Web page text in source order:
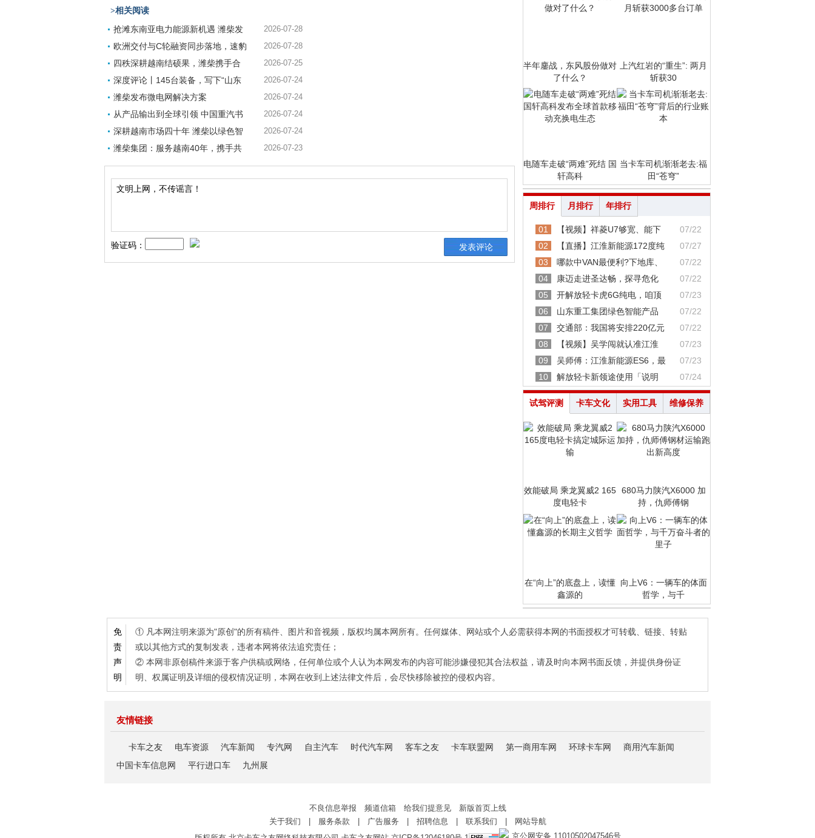
>相关阅读
抢滩东南亚电力能源新机遇 潍柴发 2026-07-28
欧洲交付与C轮融资同步落地，速豹 2026-07-28
四秩深耕越南结硕果，潍柴携手合 2026-07-25
深度评论丨145台装备，写下“山东 2026-07-24
潍柴发布微电网解决方案 2026-07-24
从产品输出到全球引领 中国重汽书 2026-07-24
深耕越南市场四十年 潍柴以绿色智 2026-07-24
潍柴集团：服务越南40年，携手共 2026-07-23
验证码：
半年鏖战，东风股份做对
了什么？
上汽红岩的“重生”: 两月
斩获30
电随车走破“两难”死结 国
轩高科
当卡车司机渐渐老去:福
田“苍穹”
周排行 月排行 年排行
01 【视频】祥菱U7够宽、能下
07/22
02
【直播】江淮新能源172度纯
07/27
03
哪款中VAN最便利?下地库、
07/22
04
康迈走进圣达畅，探寻危化
07/22
05
开解放轻卡虎6G纯电，咱顶
07/23
06
山东重工集团绿色智能产品
07/22
07
交通部：我国将安排220亿元
07/22
08
【视频】吴学闯就认准江淮
07/23
09
吴师傅：江淮新能源ES6，最
07/23
10
解放轻卡新领途使用「说明 07/24
试驾评测 卡车文化 实用工具 维修保养
效能破局 乘龙翼威2 165
度电轻卡
680马力陕汽X6000 加
持，仇师傅钢
在“向上”的底盘上，读懂
鑫源的
向上V6：一辆车的体面
哲学，与千
免
责
声
明
① 凡本网注明来源为"原创"的所有稿件、图片和音视频，版权均属本网所有。任何媒体、网站或个人必需获得本网的书面授权才可转载、链接、转贴
或以其他方式的复制发表，违者本网将依法追究责任；
② 本网非原创稿件来源于客户供稿或网络，任何单位或个人认为本网发布的内容可能涉嫌侵犯其合法权益，请及时向本网书面反馈，并提供身份证
明、权属证明及详细的侵权情况证明，本网在收到上述法律文件后，会尽快移除被控的侵权内容。
友情链接
卡车之友 电车资源 汽车新闻 专汽网 自主汽车 时代汽车网 客车之友 卡车联盟网 第一商用车网 环球卡车网
商用汽车新闻
中国卡车信息网
平行进口车 九州展
不良信息举报 频道信箱 给我们提意见 新版首页上线
关于我们
服务条款 广告服务 招聘信息 联系我们
网站导航
京公网安备 11010502047546号